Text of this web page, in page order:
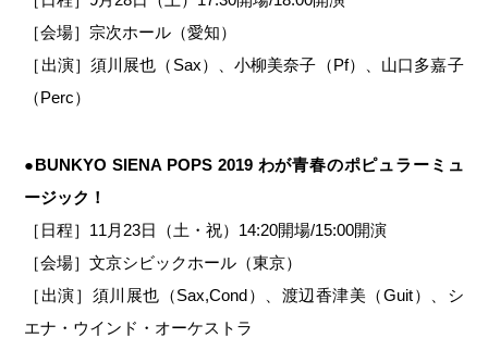
［会場］宗次ホール（愛知）
［出演］須川展也（Sax）、小柳美奈子（Pf）、山口多嘉子
（Perc）
●BUNKYO SIENA POPS 2019 わが青春のポピュラーミュ
ージック！
［日程］11月23日（土・祝）14:20開場/15:00開演
［会場］文京シビックホール（東京）
［出演］須川展也（Sax,Cond）、渡辺香津美（Guit）、シ
エナ・ウインド・オーケストラ